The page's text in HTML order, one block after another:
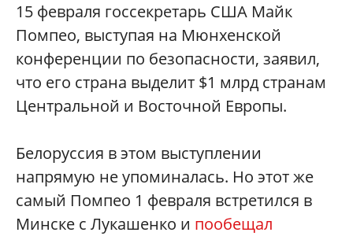
15 февраля госсекретарь США Майк
Помпео, выступая на Мюнхенской
конференции по безопасности, заявил,
что его страна выделит $1 млрд странам
Центральной и Восточной Европы.
Белоруссия в этом выступлении
напрямую не упоминалась. Но этот же
самый Помпео 1 февраля встретился в
Минске с Лукашенко и пообещал